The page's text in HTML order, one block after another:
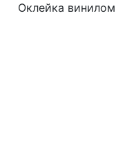
Оклейка винилом